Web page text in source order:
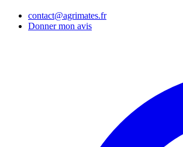
contact@agrimates.fr
Donner mon avis